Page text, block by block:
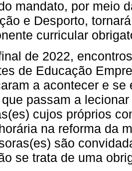
mandato, por meio
e Desporto,
curricular
de 2022,
de Educação
a acontecer e
passam a
cujos próprios
na reforma da
são
se trata de uma